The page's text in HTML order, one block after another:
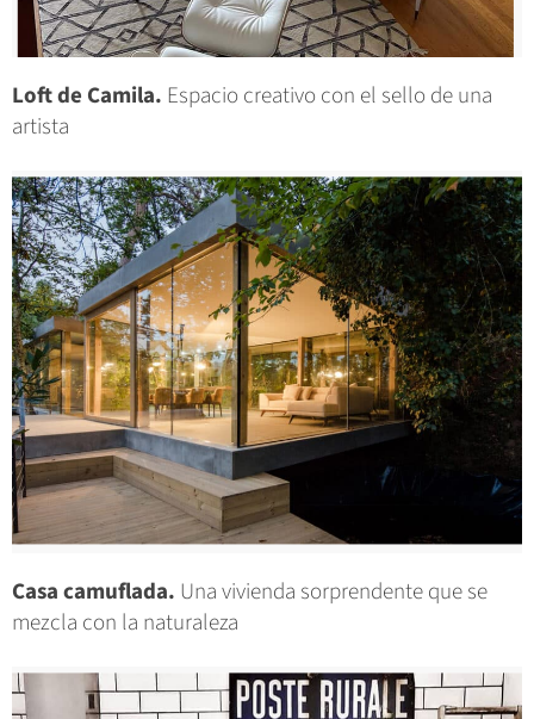
Loft de Camila. Espacio creativo con el sello de una
artista
Casa camuflada. Una vivienda sorprendente que se
mezcla con la naturaleza